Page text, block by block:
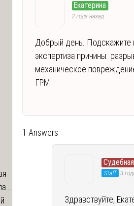
Екатерина
2 года назад
Добрый день. Подскажите
экспертиза причины
механическое
ГРМ.
1 Answers
Staff 3
Здравствуйте,